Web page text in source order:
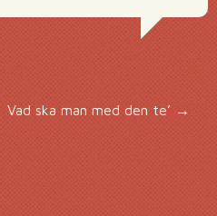
Vad ska man med den te’→